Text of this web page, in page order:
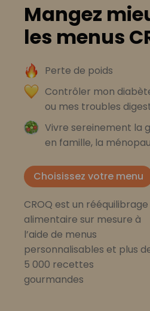
Mangez
les menus
Perte de poids
Contrôler mon
ou mes troubles
Vivre sereinement la
en famille, la
Choisissez votre menu
CROQ est un rééquilibrage
alimentaire sur mesure à
l’aide de menus
personnalisables et plus
5 000 recettes
gourmandes